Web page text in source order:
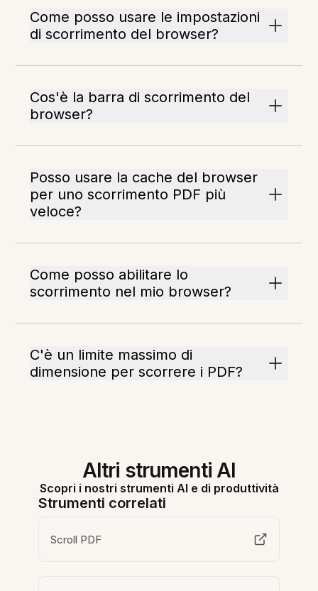
Come posso usare le impostazioni
di scorrimento del browser?
Cos'è la barra di scorrimento del
browser?
Posso usare la cache del browser
per uno scorrimento PDF più
veloce?
Come posso abilitare lo
scorrimento nel mio browser?
C'è un limite massimo di
dimensione per scorrere i PDF?
Altri strumenti AI
Scopri i nostri strumenti AI e di produttività
Strumenti correlati
Scroll PDF